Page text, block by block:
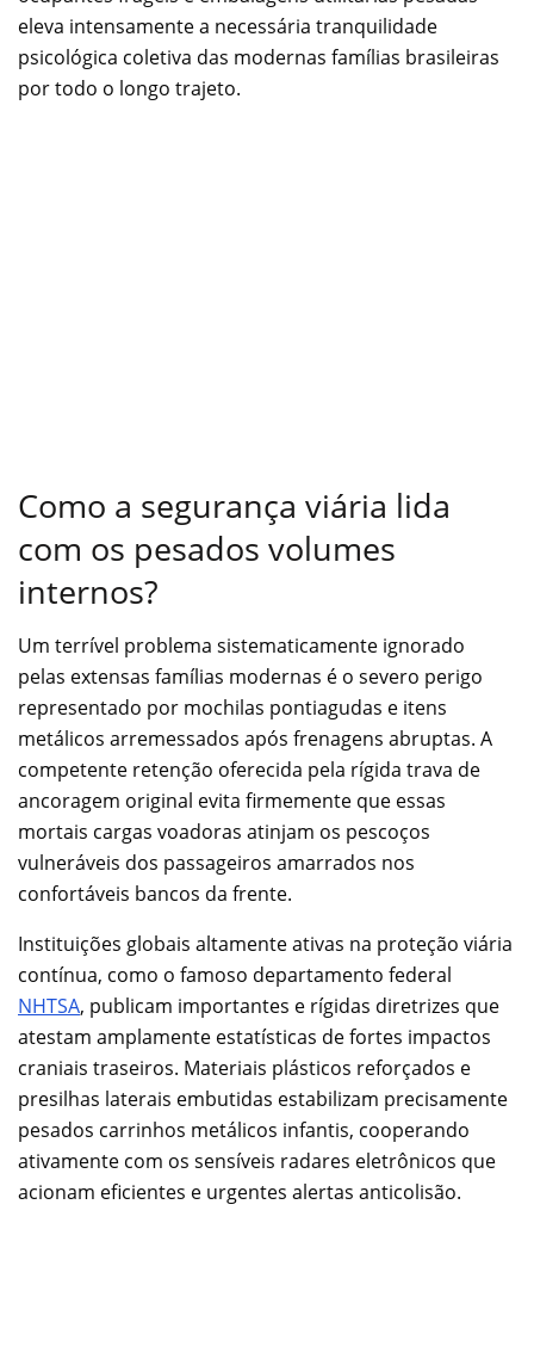
eleva intensamente a necessária tranquilidade
psicológica coletiva das modernas famílias brasileiras
por todo o longo trajeto.
Como a segurança viária lida
com os pesados volumes
internos?
Um terrível problema sistematicamente ignorado
pelas extensas famílias modernas é o severo perigo
representado por mochilas pontiagudas e itens
metálicos arremessados após frenagens abruptas. A
competente retenção oferecida pela rígida trava de
ancoragem original evita firmemente que essas
mortais cargas voadoras atinjam os pescoços
vulneráveis dos passageiros amarrados nos
confortáveis bancos da frente.
Instituições globais altamente ativas na proteção viária
contínua, como o famoso departamento federal
NHTSA, publicam importantes e rígidas diretrizes que
atestam amplamente estatísticas de fortes impactos
craniais traseiros. Materiais plásticos reforçados e
presilhas laterais embutidas estabilizam precisamente
pesados carrinhos metálicos infantis, cooperando
ativamente com os sensíveis radares eletrônicos que
acionam eficientes e urgentes alertas anticolisão.